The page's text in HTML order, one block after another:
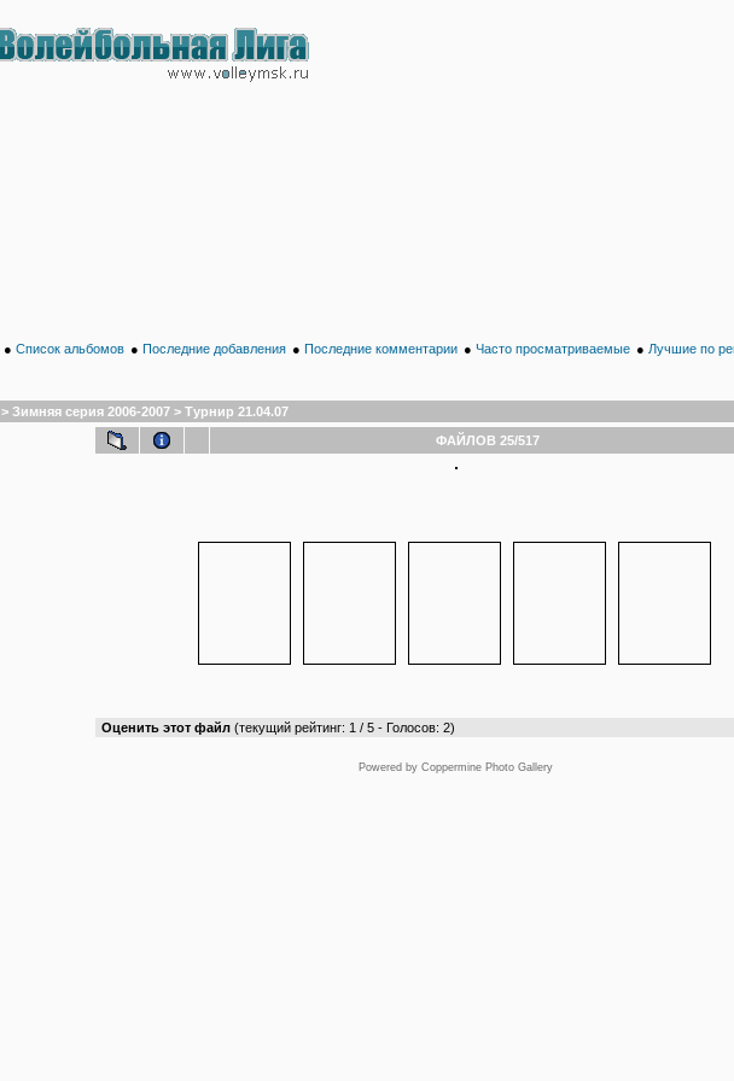
● Список альбомов ● Последние добавления ● Последние комментарии ● Часто просматриваемые ● Лучшие по
> Зимняя серия 2006-2007 > Турнир 21.04.07
ФАЙЛОВ 25/517
Оценить этот файл (текущий рейтинг: 1 / 5 - Голосов: 2)
Powered by Coppermine Photo Gallery